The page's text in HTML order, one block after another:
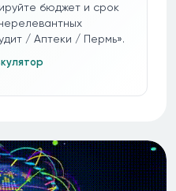
бюджет и срок
/ Аптеки / Пермь».